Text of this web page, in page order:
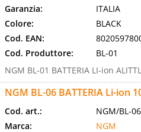
Garanzia:
ITALIA
Colore:
BLACK
Cod. EAN:
Cod. Produttore:
BL-01
NGM BL-01 BATTERIA LI-ion
NGM BL-06 BATTERIA Li-ion
Cod. art.:
NGM/BL-06
Marca:
NGM